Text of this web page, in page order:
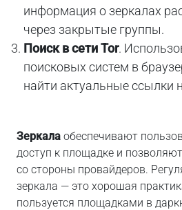
информация о зеркалах
через закрытые группы.
Поиск в сети Tor.
поисковых систем в
найти актуальные ссылки
Зеркала обеспечивают
доступ к площадке и
со стороны провайдеров.
зеркала — это хорошая
пользуется площадками в